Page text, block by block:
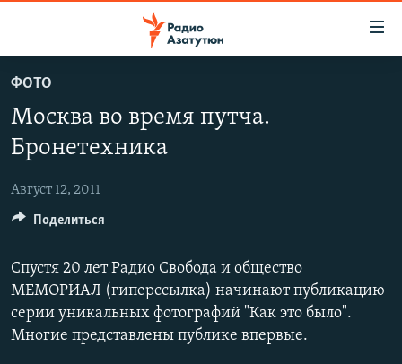
основному
содержанию
Перейти
навигации
поиску
НОВОСТИ
ПОЛИТИКА
ОБЩЕСТВО
ЭКОНОМИКА
НАГОРНЫЙ КАРАБАХ
КУЛЬТУРА
ФОТО
Москва во время путча.
Бронетехника
Август 12, 2011
Спустя 20 лет Радио Свобода и общество
МЕМОРИАЛ (гиперссылка) начинают публикацию
серии уникальных фотографий "Как это было".
Многие представлены публике впервые.
Поделиться